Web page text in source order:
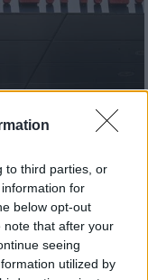
to third parties, or
for
below opt-out
note that after your
seeing
utilized by
τη
η
να
υπόθεση της